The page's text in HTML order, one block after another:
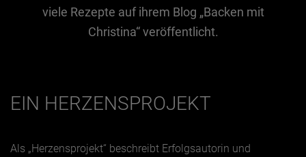
BEITRÄGE NACH MONAT
Februar
April
viele Rezepte auf ihrem Blog „Backen mit
Christina“ veröffentlicht.
EIN HERZENSPROJEKT
Als „Herzensprojekt“ beschreibt Erfolgsautorin und